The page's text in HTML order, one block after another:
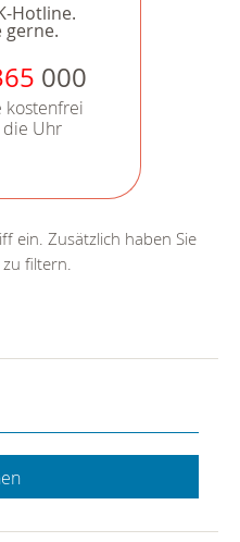
Hotline.
gerne.
000
kostenfrei
Uhr
ein. Zusätzlich haben Sie
filtern.